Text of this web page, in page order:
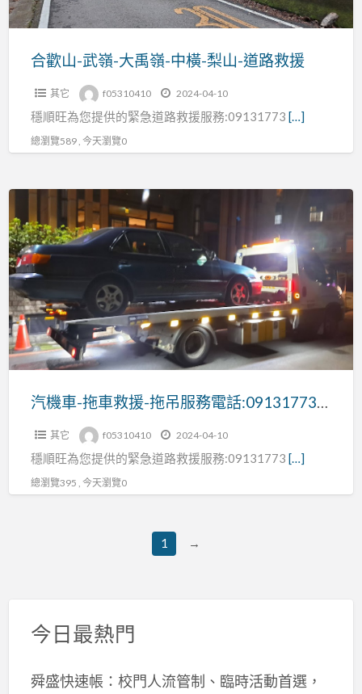
嶺-
中
援
合歡山-武嶺-大禹嶺-中橫-梨山-道路救援
其它 f05310410 2024-04-10
穩順旺為您提供的緊急道路救援服務:09131773 […]
總瀏覽589 , 今天瀏覽0
機
車-
拖
車
救
援-
拖
吊
話:0913177311
汽機車-拖車救援-拖吊服務電話:0913177311
其它 f05310410 2024-04-10
穩順旺為您提供的緊急道路救援服務:09131773 […]
總瀏覽395 , 今天瀏覽0
1 →
今日最熱門
舜盛快速帳：校門人流管制、臨時活動首選，